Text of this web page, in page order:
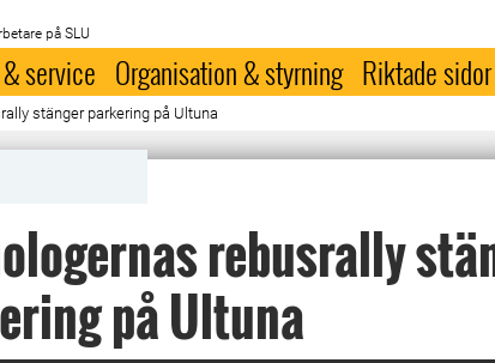
på SLU
service Organisation & styrning Riktade sidor
stänger parkering på Ultuna
rebusrally
på Ultuna